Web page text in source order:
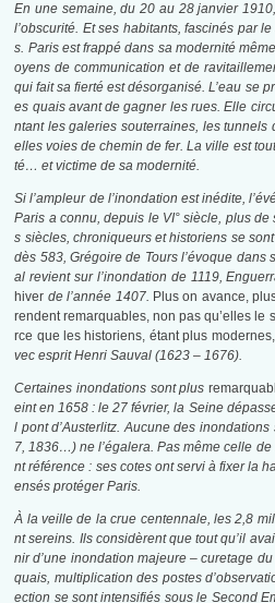
En une semaine, du 20 au 28 janvier
l’obscurité. Et ses habitants, fascinés par
s. Paris est frappé dans sa modernité
oyens de communication et de
qui fait sa fierté est désorganisé. L’eau se
es quais avant de gagner les rues. Elle
ntant les galeries souterraines, les tunnels
elles voies de chemin de fer. La ville est
té… et victime de sa modernité.
Si l’ampleur de l’inondation est inédite,
Paris a connu, depuis le VI° siècle, plus
s siècles, chroniqueurs et historiens se
dès 583, Grégoire de Tours l’évoque dans
al revient sur l’inondation de 1119,
hiver de l’année 1407. Plus on avance,
rendent remarquables, non pas qu’elles le
rce que les historiens, étant plus
vec esprit Henri Sauval (1623 – 1676).
Certaines inondations sont plus
eint en 1658 : le 27 février, la Seine
l pont d’Austerlitz. Aucune des
7, 1836…) ne l’égalera. Pas même celle
nt référence : ses cotes ont servi à fixer la
ensés protéger Paris.
À la veille de la crue centennale, les 2,8
nt sereins. Ils considèrent que tout qu’il
nir d’une inondation majeure – curetage
quais, multiplication des postes
ection se sont intensifiés sous le Second